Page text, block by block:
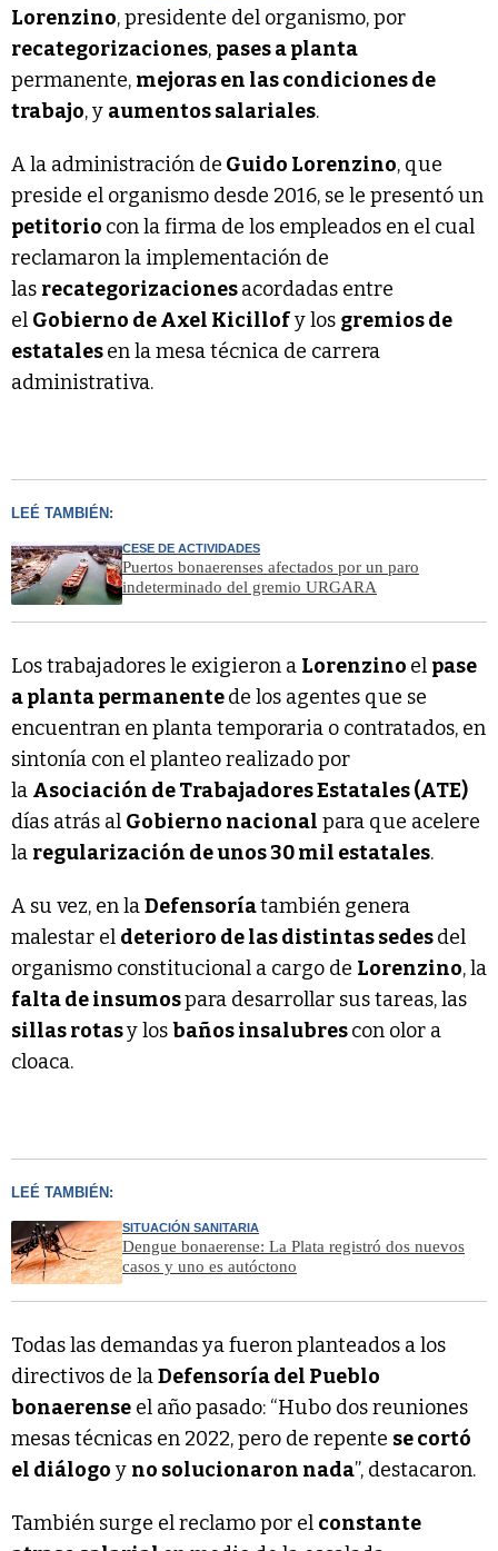
Lorenzino, presidente del organismo, por
recategorizaciones, pases a planta
permanente, mejoras en las condiciones de
trabajo, y aumentos salariales.
A la administración de Guido Lorenzino, que
preside el organismo desde 2016, se le presentó un
petitorio con la firma de los empleados en el cual
reclamaron la implementación de
las recategorizacionesacordadas entre
el Gobierno de Axel Kicillofy los gremios de
estatalesen la mesa técnica de carrera
administrativa.
LEÉ TAMBIÉN:
CESE DE ACTIVIDADES
Puertos bonaerenses afectados por un paro
indeterminado del gremio URGARA
Los trabajadores le exigieron a Lorenzino el pase
a planta permanentede los agentes que se
encuentran en planta temporaria o contratados, en
sintonía con el planteo realizado por
la Asociación de Trabajadores Estatales (ATE)
días atrás al Gobierno nacional para que acelere
la regularización de unos 30 mil estatales.
A su vez, en laDefensoríatambién genera
malestar el deterioro de las distintas sedesdel
organismo constitucional a cargo de Lorenzino, la
falta de insumospara desarrollar sus tareas, las
sillas rotasy losbaños insalubrescon olor a
cloaca.
LEÉ TAMBIÉN:
SITUACIÓN SANITARIA
Dengue bonaerense: La Plata registró dos nuevos
casos y uno es autóctono
Todas las demandas ya fueron planteados a los
directivos de laDefensoría del Pueblo
bonaerense el año pasado: “Hubo dos reuniones
mesas técnicas en 2022, pero de repente se cortó
el diálogo y no solucionaron nada”, destacaron.
También surge el reclamo por el constante